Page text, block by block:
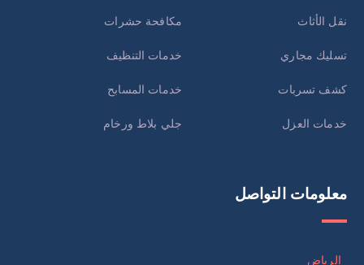
نقل الأثاث مكافحة حشرات
تسليك مجاري خدمات التنظيف
كشف تسربات خدمات المسابح
خدمات العزل جلي بلاط ورخام
معلومات التواصل
الرياض